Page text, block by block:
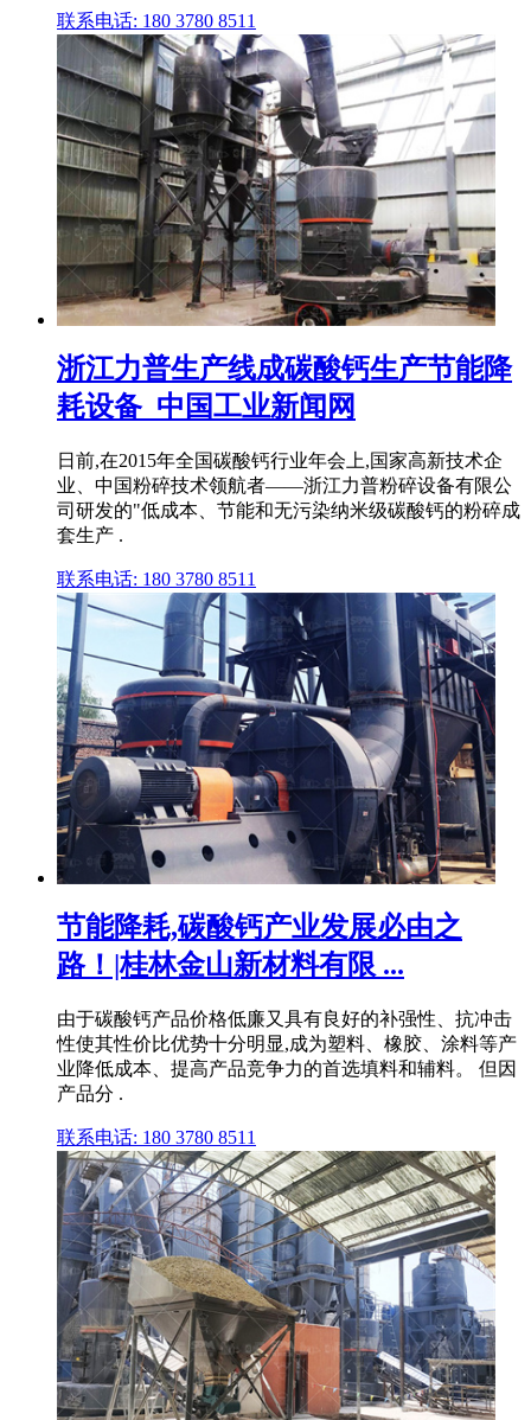
联系电话: 180 3780 8511
浙江力普生产线成碳酸钙生产节能降
耗设备_中国工业新闻网
日前,在2015年全国碳酸钙行业年会上,国家高新技术企
业、中国粉碎技术领航者——浙江力普粉碎设备有限公
司研发的"低成本、节能和无污染纳米级碳酸钙的粉碎成
套生产 .
联系电话: 180 3780 8511
节能降耗,碳酸钙产业发展必由之
路！|桂林金山新材料有限 ...
由于碳酸钙产品价格低廉又具有良好的补强性、抗冲击
性使其性价比优势十分明显,成为塑料、橡胶、涂料等产
业降低成本、提高产品竞争力的首选填料和辅料。 但因
产品分 .
联系电话: 180 3780 8511